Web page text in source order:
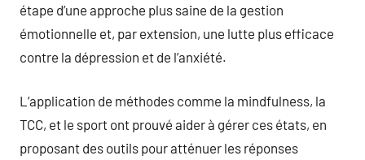
étape d’une approche plus saine de la gestion
émotionnelle et, par extension, une lutte plus efficace
contre la dépression et de l’anxiété.
L’application de méthodes comme la mindfulness, la
TCC, et le sport ont prouvé aider à gérer ces états, en
proposant des outils pour atténuer les réponses